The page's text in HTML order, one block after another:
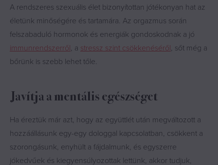
A rendszeres szexuális élet bizonyítottan jótékonyan hat az
életünk minőségére és tartamára. Az orgazmus során
felszabaduló hormonok és energiák gondoskodnak a jó
immunrendszerről, a stressz szint csökkenéséről, sőt még a
bőrünk is szebb lehet tőle.
Javítja a mentális egészséget
Ha éreztük már azt, hogy az együttlét után megváltozott a
hozzáállásunk egy-egy dologgal kapcsolatban, csökkent a
szorongásunk, enyhült a fájdalmunk, és egyszerre
jókedvűek és kiegyensúlyozottak lettünk, akkor tudjuk,